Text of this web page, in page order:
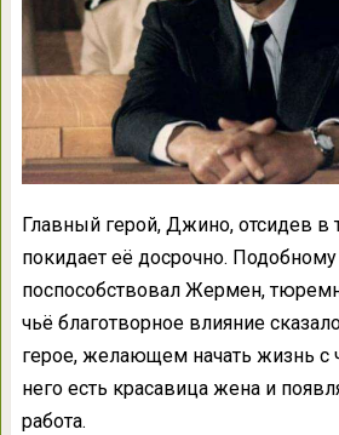
Главный герой, Джино, отсидев в
покидает её досрочно.
поспособствовал Жермен,
чьё благотворное влияние
герое, желающем начать жизнь с
него есть красавица жена и
работа.